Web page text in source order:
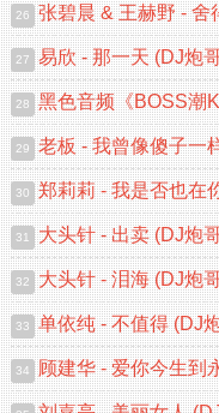
26
27
28
29
30
31
32
33
34